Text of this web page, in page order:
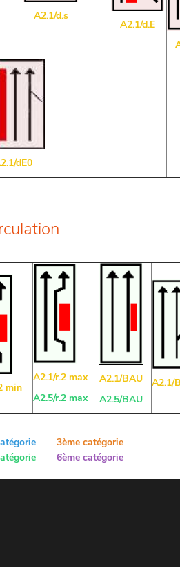
A2.1/d.s
A2.1/d.E
dE0
min
A2.1/r.2 max
A2.5/r.2 max
A2.1/BAU
A2.5/BAU
A2.1/
3ème catégorie
6ème catégorie